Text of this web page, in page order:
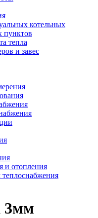
котельных
пунктов
тепла
и завес
и отопления
3мм